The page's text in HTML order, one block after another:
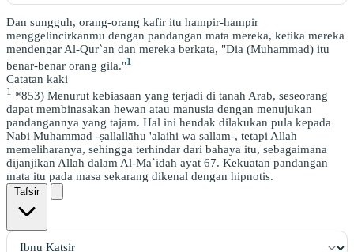
Dan sungguh, orang-orang kafir itu hampir-hampir
menggelincirkanmu dengan pandangan mata mereka, ketika mereka
mendengar Al-Qur`an dan mereka berkata, "Dia (Muhammad) itu
benar-benar orang gila."1
Catatan kaki
1 *853) Menurut kebiasaan yang terjadi di tanah Arab, seseorang
dapat membinasakan hewan atau manusia dengan menujukan
pandangannya yang tajam. Hal ini hendak dilakukan pula kepada
Nabi Muhammad -ṣallallāhu 'alaihi wa sallam-, tetapi Allah
memeliharanya, sehingga terhindar dari bahaya itu, sebagaimana
dijanjikan Allah dalam Al-Mā`idah ayat 67. Kekuatan pandangan
mata itu pada masa sekarang dikenal dengan hipnotis.
Tafsir